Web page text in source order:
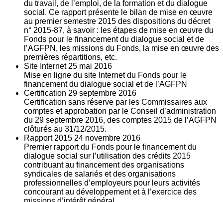
du travail, de l’emploi, de la formation et du dialogue
social. Ce rapport présente le bilan de mise en œuvre
au premier semestre 2015 des dispositions du décret
n° 2015-87, à savoir : les étapes de mise en œuvre du
Fonds pour le financement du dialogue social et de
l’AGFPN, les missions du Fonds, la mise en œuvre des
premières répartitions, etc.
Site Internet 25 mai 2016
Mise en ligne du site Internet du Fonds pour le
financement du dialogue social et de l’AGFPN
Certification 29 septembre 2016
Certification sans réserve par les Commissaires aux
comptes et approbation par le Conseil d’administration
du 29 septembre 2016, des comptes 2015 de l’AGFPN
clôturés au 31/12/2015.
Rapport 2015 24 novembre 2016
Premier rapport du Fonds pour le financement du
dialogue social sur l’utilisation des crédits 2015
contribuant au financement des organisations
syndicales de salariés et des organisations
professionnelles d’employeurs pour leurs activités
concourant au développement et à l’exercice des